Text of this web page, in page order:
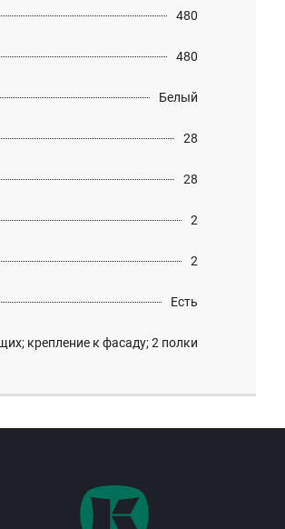
480
480
Белый
28
28
2
2
Есть
крепление к фасаду; 2 полки